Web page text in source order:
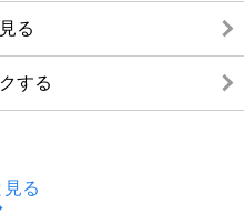
る
する
見る